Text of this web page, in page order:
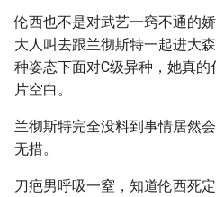
伦西也不是对武艺一窍不通的
大人叫去跟兰彻斯特一起进大
种姿态下面对C级异种，她真
片空白。
兰彻斯特完全没料到事情居然
无措。
刀疤男呼吸一窒，知道伦西死